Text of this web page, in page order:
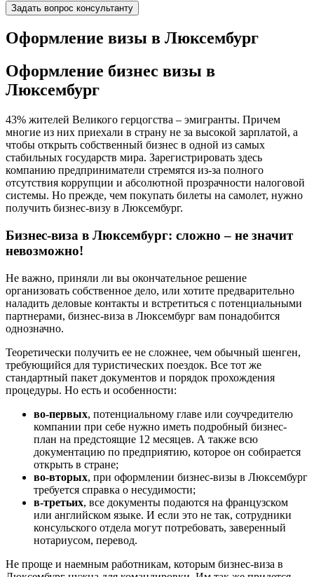
Задать вопрос консультанту
Оформление визы в Люксембург
Оформление бизнес визы в
Люксембург
43% жителей Великого герцогства – эмигранты. Причем
многие из них приехали в страну не за высокой зарплатой, а
чтобы открыть собственный бизнес в одной из самых
стабильных государств мира. Зарегистрировать здесь
компанию предприниматели стремятся из-за полного
отсутствия коррупции и абсолютной прозрачности налоговой
системы. Но прежде, чем покупать билеты на самолет, нужно
получить бизнес-визу в Люксембург.
Бизнес-виза в Люксембург: сложно – не значит
невозможно!
Не важно, приняли ли вы окончательное решение
организовать собственное дело, или хотите предварительно
наладить деловые контакты и встретиться с потенциальными
партнерами, бизнес-виза в Люксембург вам понадобится
однозначно.
Теоретически получить ее не сложнее, чем обычный шенген,
требующийся для туристических поездок. Все тот же
стандартный пакет документов и порядок прохождения
процедуры. Но есть и особенности:
во-первых, потенциальному главе или соучредителю
компании при себе нужно иметь подробный бизнес-
план на предстоящие 12 месяцев. А также всю
документацию по предприятию, которое он собирается
открыть в стране;
во-вторых, при оформлении бизнес-визы в Люксембург
требуется справка о несудимости;
в-третьих, все документы подаются на французском
или английском языке. И если это не так, сотрудники
консульского отдела могут потребовать, заверенный
нотариусом, перевод.
Не проще и наемным работникам, которым бизнес-виза в